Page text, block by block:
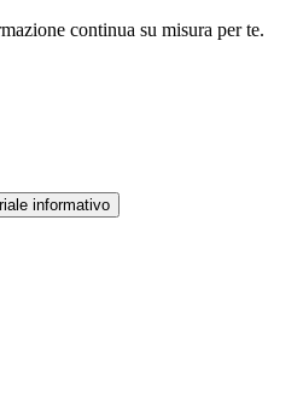
continua su misura per te.
informativo